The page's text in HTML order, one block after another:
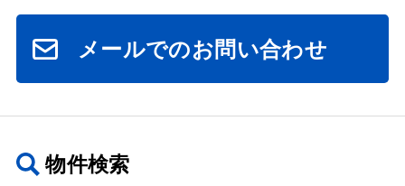
メールでのお問い合わせ
物件検索